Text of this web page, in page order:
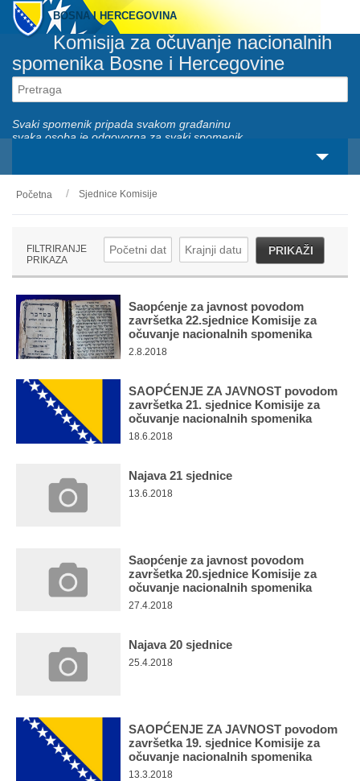
BOSNA I HERCEGOVINA
Komisija za očuvanje nacionalnih
spomenika Bosne i Hercegovine
Svaki spomenik pripada svakom građaninu
svaka osoba je odgovorna za svaki spomenik
O nama
Nacionalni spomenici
Servisi
Multimedija
Početna Sjednice Komisije
FILTRIRANJE
PRIKAZA
PRIKAŽI
Saopćenje za javnost povodom
završetka 22.sjednice Komisije za
očuvanje nacionalnih spomenika
2.8.2018
SAOPĆENJE ZA JAVNOST povodom
završetka 21. sjednice Komisije za
očuvanje nacionalnih spomenika
18.6.2018
Najava 21 sjednice
13.6.2018
Saopćenje za javnost povodom
završetka 20.sjednice Komisije za
očuvanje nacionalnih spomenika
27.4.2018
Najava 20 sjednice
25.4.2018
SAOPĆENJE ZA JAVNOST povodom
završetka 19. sjednice Komisije za
očuvanje nacionalnih spomenika
13.3.2018